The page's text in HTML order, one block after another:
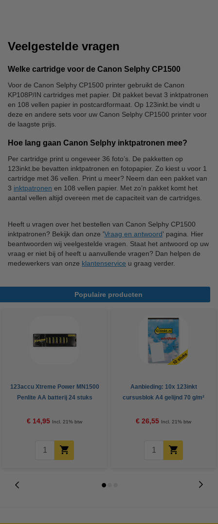
Paperclips Punaises
Veelgestelde vragen
Welke cartridge voor de Canon Selphy CP1500
Voor de Canon Selphy CP1500 printer gebruikt de Canon
KP108P/IN cartridges met papier. Dit pakket bevat 3 inktpatronen
en 108 vellen papier in postcardformaat. Op 123inkt.be vindt u
deze en andere sets voor uw Canon Selphy CP1500 printer voor
de laagste prijs.
Hoe lang gaan Canon Selphy inktpatronen mee?
Per cartridge print u ongeveer 36 foto’s. De pakketten op
123inkt.be bevatten inktpatronen en fotopapier. Zo kiest u voor 1
cartridge met 36 vellen. Print u meer? Neem dan een pakket van
3 inktpatronen en 108 vellen papier. Met zo’n pakket komt het
aantal vellen altijd overeen met de capaciteit van de cartridges.
Heeft u vragen over het bestellen van Canon Selphy CP1500
inktpatronen? Bekijk dan onze 'Vraag en antwoord' pagina. Hier
beantwoorden wij veelgestelde vragen. Staat het antwoord op uw
vraag er niet bij of heeft u aanvullende vragen? Dan helpen de
medewerkers van onze klantenservice u graag verder.
Populaire producten
123accu Xtreme Power MN1500
Penlite AA batterij 24 stuks
€ 14,95 Incl. 21% btw
Aanbieding: 10x 123inkt
cursusblok A4 gelijnd 70 g/m²
€ 26,55 Incl. 21% btw